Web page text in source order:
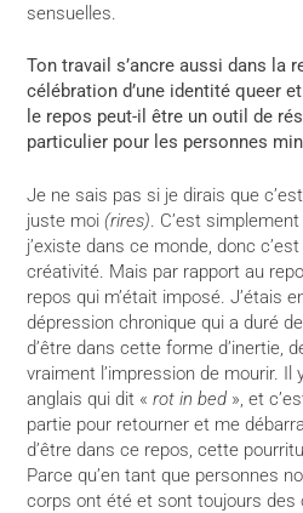
sensuelles.
Ton travail s’ancre aussi dans la
célébration d’une identité queer
le repos peut-il être un outil de
particulier pour les personnes
Je ne sais pas si je dirais que
juste moi(rires). C’est
j’existe dans ce monde, donc
créativité. Mais par rapport au
repos qui m’était imposé. J’étais
dépression chronique qui a duré
d’être dans cette forme d’inertie,
vraiment l’impression de mourir. Il
anglais qui dit «rot in bed », et
partie pour retourner et me
d’être dans ce repos, cette
Parce qu’en tant que personnes
corps ont été et sont toujours des